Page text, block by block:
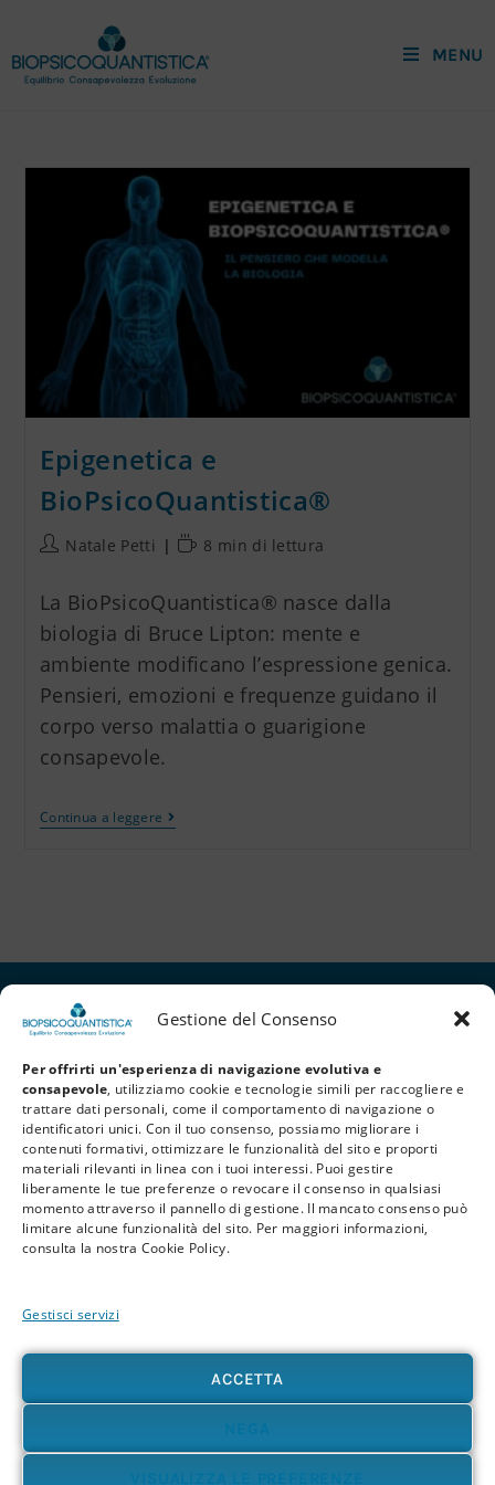
Gestione del Consenso
Per offrirti un'esperienza di navigazione evolutiva e
consapevole, utilizziamo cookie e tecnologie simili per raccogliere e
trattare dati personali, come il comportamento di navigazione o
identificatori unici. Con il tuo consenso, possiamo migliorare i
contenuti formativi, ottimizzare le funzionalità del sito e proporti
materiali rilevanti in linea con i tuoi interessi. Puoi gestire
liberamente le tue preferenze o revocare il consenso in qualsiasi
momento attraverso il pannello di gestione. Il mancato consenso può
limitare alcune funzionalità del sito. Per maggiori informazioni,
consulta la nostra Cookie Policy.
Gestisci servizi
ACCETTA
NEGA
VISUALIZZA LE PREFERENZE
MENU
Epigenetica e
BioPsicoQuantistica®
Natale Petti 8 min di lettura
La BioPsicoQuantistica® nasce dalla
biologia di Bruce Lipton: mente e
ambiente modificano l’espressione genica.
Pensieri, emozioni e frequenze guidano il
corpo verso malattia o guarigione
consapevole.
Continua a leggere
Privacy Policy Cookie Policy Termini e Condizioni
© 2026 BioPsicoQuantistica® – Tutti i diritti riservati. Powered byAthena
Company
divulgativi associati alla BioPsicoQuantistica®, non sostituiscono in alcun modo
consulenze, diagnosi o trattamenti medici e psicologici. In presenza di patologie o disturbi
di qualunque natura – fisica, psicologica o emotiva – si raccomanda sempre di rivolgersi al
proprio medico o a un professionista sanitario qualificato. L’utente è pienamente
responsabile delle proprie scelte e dell’uso delle informazioni qui presenti, sollevando
l’autore e i collaboratori del progetto da qualsiasi responsabilità, diretta o indiretta,